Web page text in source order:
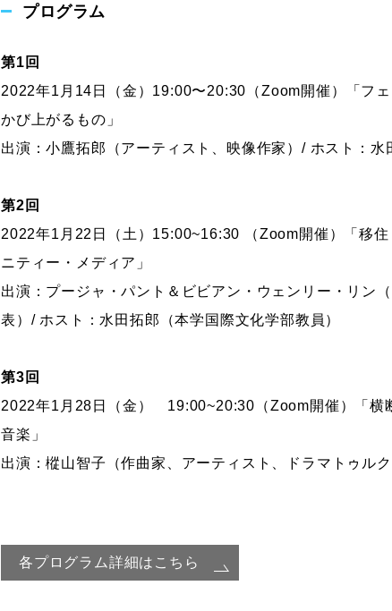
プログラム
第1回
2022年1月14日（金）19:00〜20:30（Zoom開催）「フ
かび上がるもの」
出演：小鷹拓郎（アーティスト、映像作家）/ ホスト：水
第2回
2022年1月22日（土）15:00~16:30 （Zoom開催）「移
ニティー・メディア」
出演：プージャ・パント＆ビビアン・ウェンリー・リン
表）/ ホスト：水田拓郎（本学国際文化学部教員）
第3回
2022年1月28日（金） 19:00~20:30（Zoom開催）「横
音楽」
出演：樅山智子（作曲家、アーティスト、ドラマトゥル
各プログラム詳細はこちら